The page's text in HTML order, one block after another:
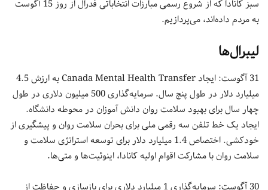
سبز کانادا که از شروع رسمی مبارزات انتخاباتی فدرال از روز 15 آگوست
به مردم داده‌اند، می‌پردازیم.
لیبرال‌ها
31 آگوست: ایجاد Canada Mental Health Transfer به ارزش 4.5
میلیارد دلار در طول پنج سال. سرمایه‌گذاری 500 میلیون دلاری در طول
چهار سال برای بهبود سلامت روان دانش آموزان در محوطه دانشگاه.
ایجاد یک خط تلفن سه رقمی ملی برای بحران سلامت روان و پیشگیری از
خودکشی. اختصاص 1.4 میلیارد دلار برای توسعه استراتژی سلامت و
سلامت روان با مشارکت اقوام اولیه کانادا، اینوئیت‌ها و متی‌ها.